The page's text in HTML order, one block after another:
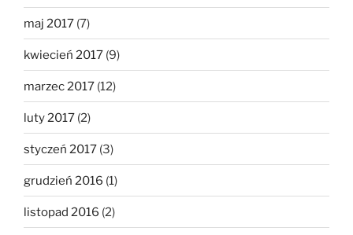
maj 2017 (7)
kwiecień 2017 (9)
marzec 2017 (12)
luty 2017 (2)
styczeń 2017 (3)
grudzień 2016 (1)
listopad 2016 (2)